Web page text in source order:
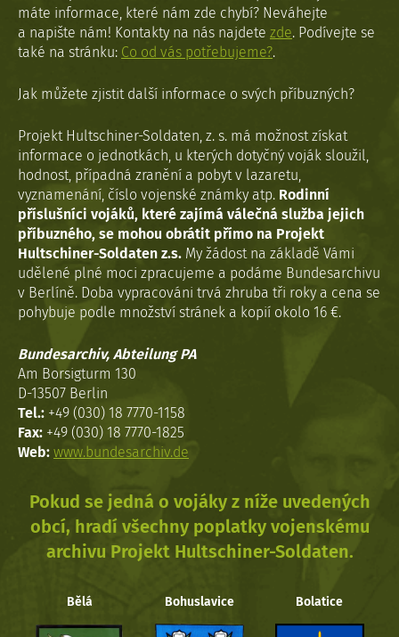
máte informace, které nám zde chybí? Neváhejte
a napište nám! Kontakty na nás najdete zde. Podívejte se
také na stránku: Co od vás potřebujeme?.
Jak můžete zjistit další informace o svých příbuzných?
Projekt Hultschiner-Soldaten, z. s. má možnost získat
informace o jednotkách, u kterých dotyčný voják sloužil,
hodnost, případná zranění a pobyt v lazaretu,
vyznamenání, číslo vojenské známky atp. Rodinní
příslušníci vojáků, které zajímá válečná služba jejich
příbuzného, se mohou obrátit přímo na Projekt
Hultschiner-Soldaten z.s. My žádost na základě Vámi
udělené plné moci zpracujeme a podáme Bundesarchivu
v Berlíně. Doba vypracováni trvá zhruba tři roky a cena se
pohybuje podle množství stránek a kopií okolo 16 €.
Bundesarchiv, Abteilung PA
Am Borsigturm 130
D-13507 Berlin
Tel.: +49 (030) 18 7770-1158
Fax: +49 (030) 18 7770-1825
Web: www.bundesarchiv.de
Pokud se jedná o vojáky z níže uvedených
obcí, hradí všechny poplatky vojenskému
archivu Projekt Hultschiner-Soldaten.
Bělá Bohuslavice Bolatice